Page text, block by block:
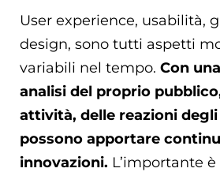
User experience, usabilità,
design, sono tutti aspetti
variabili nel tempo. Con
analisi del proprio
attività, delle reazioni
possono apportare
innovazioni. L’importante